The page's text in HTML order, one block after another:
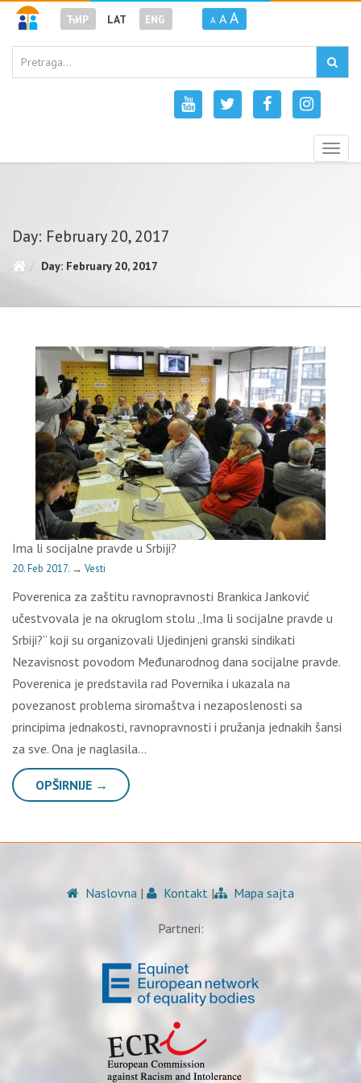
ЋИР LAT ENG A A A
Day: February 20, 2017
Day: February 20, 2017
Ima li socijalne pravde u Srbiji?
20. Feb 2017. → Vesti
Poverenica za zaštitu ravnopravnosti Brankica Janković
učestvovala je na okruglom stolu „Ima li socijalne pravde u
Srbiji?“ koji su organizovali Ujedinjeni granski sindikati
Nezavisnost povodom Međunarodnog dana socijalne pravde.
Poverenica je predstavila rad Povernika i ukazala na
povezanost problema siromaštva i nezaposlenosti sa
principima jednakosti, ravnopravnosti i pružanja jednakih šansi
za sve. Ona je naglasila…
OPŠIRNIJE →
Naslovna | Kontakt | Mapa sajta
Partneri: